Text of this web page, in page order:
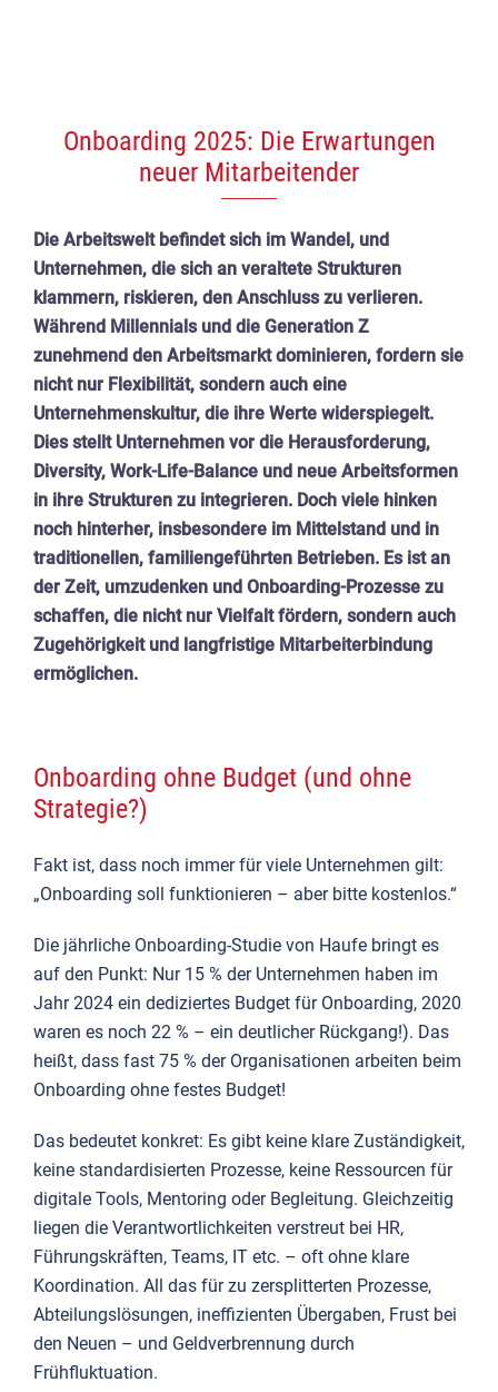
Onboarding 2025: Die Erwartungen
neuer Mitarbeitender
Die Arbeitswelt befindet sich im Wandel, und
Unternehmen, die sich an veraltete Strukturen
klammern, riskieren, den Anschluss zu verlieren.
Während Millennials und die Generation Z
zunehmend den Arbeitsmarkt dominieren, fordern sie
nicht nur Flexibilität, sondern auch eine
Unternehmenskultur, die ihre Werte widerspiegelt.
Dies stellt Unternehmen vor die Herausforderung,
Diversity, Work-Life-Balance und neue Arbeitsformen
in ihre Strukturen zu integrieren. Doch viele hinken
noch hinterher, insbesondere im Mittelstand und in
traditionellen, familiengeführten Betrieben. Es ist an
der Zeit, umzudenken und Onboarding-Prozesse zu
schaffen, die nicht nur Vielfalt fördern, sondern auch
Zugehörigkeit und langfristige Mitarbeiterbindung
ermöglichen.
Onboarding ohne Budget (und ohne
Strategie?)
Fakt ist, dass noch immer für viele Unternehmen gilt:
„Onboarding soll funktionieren – aber bitte kostenlos.“
Die jährliche Onboarding-Studie von Haufe bringt es
auf den Punkt: Nur 15 % der Unternehmen haben im
Jahr 2024 ein dediziertes Budget für Onboarding, 2020
waren es noch 22 % – ein deutlicher Rückgang!). Das
heißt, dass fast 75 % der Organisationen arbeiten beim
Onboarding ohne festes Budget!
Das bedeutet konkret: Es gibt keine klare Zuständigkeit,
keine standardisierten Prozesse, keine Ressourcen für
digitale Tools, Mentoring oder Begleitung. Gleichzeitig
liegen die Verantwortlichkeiten verstreut bei HR,
Führungskräften, Teams, IT etc. – oft ohne klare
Koordination. All das für zu zersplitterten Prozesse,
Abteilungslösungen, ineffizienten Übergaben, Frust bei
den Neuen – und Geldverbrennung durch
Frühfluktuation.